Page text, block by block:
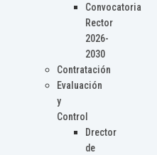
Convocatoria
Rector
2026-
2030
Contratación
Evaluación
y
Control
Drector
de